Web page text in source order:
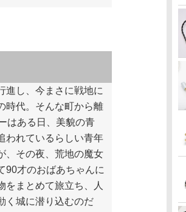
し、今まさに戦地に
時代。そんな町から離
はある日、美貌の青
われているらしい青年
、その夜、荒地の魔女
90才のおばあちゃんに
をまとめて旅立ち、人
く城に潜り込むのだ